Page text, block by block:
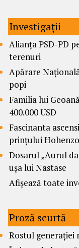
Investigații
Alianța PSD-PD
terenuri
Apărare
popi
Familia lui
400.000 USD
Fascinanta
prințului
Dosarul „Aurul
ușa lui Nastase
Afișează toate
Proză scurtă
Rostul generației